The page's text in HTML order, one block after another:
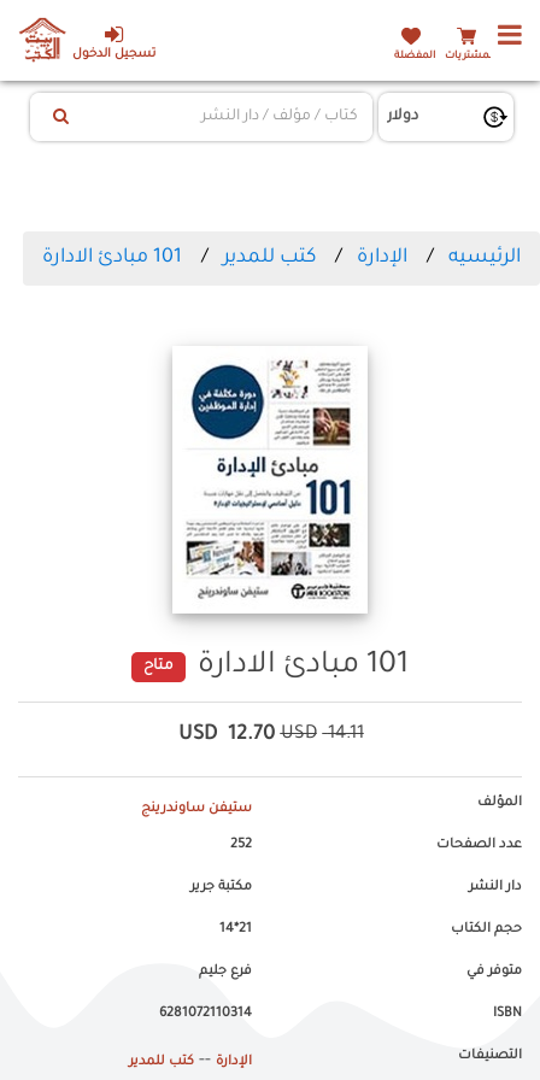
تسجيل الدخول المشتريات المفضلة
الرئيسيه الإدارة كتب للمدير 101 مبادئ الادارة
101 مبادئ الادارة متاح
14.11
USD
12.70
USD
المؤلف ستيفن ساوندرينج
عدد الصفحات 252
دار النشر مكتبة جرير
حجم الكتاب 21*14
متوفر في فرع جليم
ISBN
6281072110314
التصنيفات الإدارة -- كتب للمدير